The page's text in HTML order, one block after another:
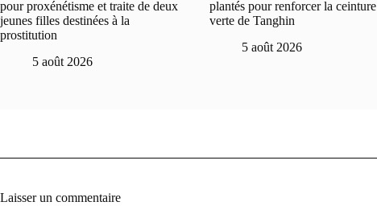
pour proxénétisme et traite de deux
jeunes filles destinées à la
prostitution
5 août 2026
plantés pour renforcer la ceinture
verte de Tanghin
5 août 2026
Laisser un commentaire